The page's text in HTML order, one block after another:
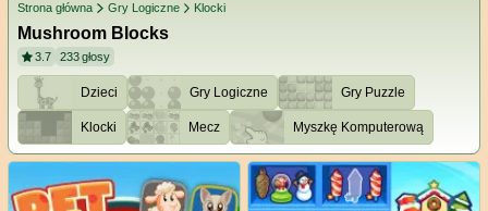
Strona główna Gry Logiczne Klocki
Mushroom Blocks
3.7 233głosy
Dzieci Gry Logiczne Gry Puzzle
Klocki Mecz Myszkę Komputerową